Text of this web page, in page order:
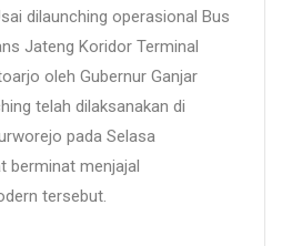
dilaunching operasional Bus
Jateng Koridor Terminal
oleh Gubernur Ganjar
telah dilaksanakan di
pada Selasa
berminat menjajal
tersebut.